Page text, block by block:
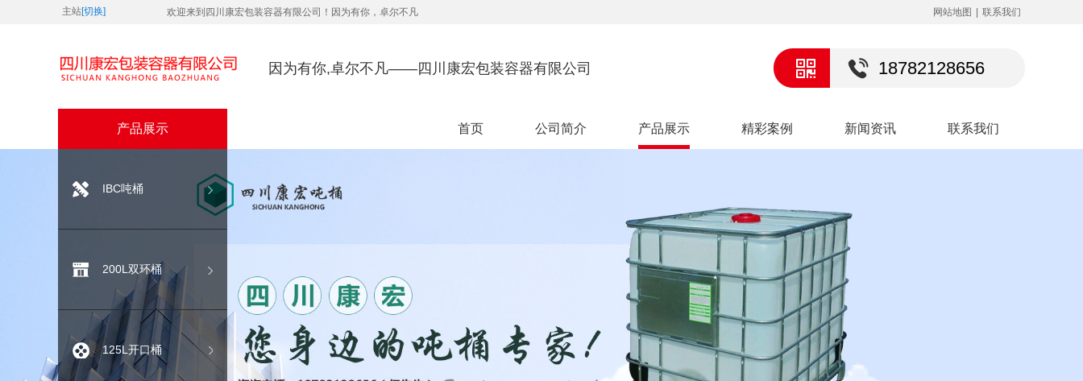
主站[切换] 欢迎来到四川康宏包装容器有限公司！因为有你，卓尔不凡 网站地图 联系我们
因为有你,卓尔不凡——四川康宏包装容器有限公司 18782128656
产品展示 首页 公司简介 产品展示 精彩案例 新闻资讯 联系我们
IBC吨桶
200L双环桶
125L开口桶